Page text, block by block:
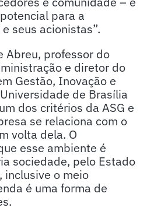
para a
seus acionistas”.
Abreu, professor do
e diretor do
Gestão, Inovação e
de Brasília
dos critérios da ASG e
se relaciona com o
volta dela. O
esse ambiente é
sociedade, pelo Estado
inclusive o meio
é uma forma de